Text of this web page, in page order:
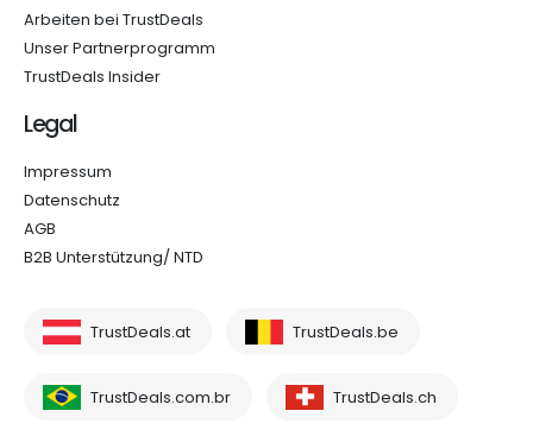
Arbeiten bei TrustDeals
Unser Partnerprogramm
TrustDeals Insider
Legal
Impressum
Datenschutz
AGB
B2B Unterstützung/ NTD
TrustDeals.at TrustDeals.be
TrustDeals.com.br TrustDeals.ch